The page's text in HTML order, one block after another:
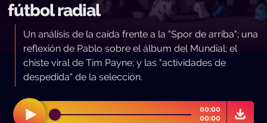
fútbol radial
Un análisis de la caída frente a la "Spor de arriba"; una
reflexión de Pablo sobre el álbum del Mundial; el
chiste viral de Tim Payne; y las "actividades de
despedida" de la selección.
00:00
00:00